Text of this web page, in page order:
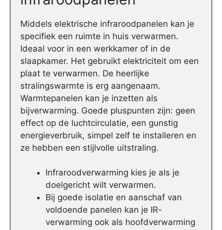
Middels elektrische infraroodpanelen kan je
specifiek een ruimte in huis verwarmen.
Ideaal voor in een werkkamer of in de
slaapkamer. Het gebruikt elektriciteit om een
plaat te verwarmen. De heerlijke
stralingswarmte is erg aangenaam.
Warmtepanelen kan je inzetten als
bijverwarming. Goede pluspunten zijn: geen
effect op de luchtcirculatie, een gunstig
energieverbruik, simpel zelf te installeren en
ze hebben een stijlvolle uitstraling.
Infraroodverwarming kies je als je
doelgericht wilt verwarmen.
Bij goede isolatie en aanschaf van
voldoende panelen kan je IR-
verwarming ook als hoofdverwarming